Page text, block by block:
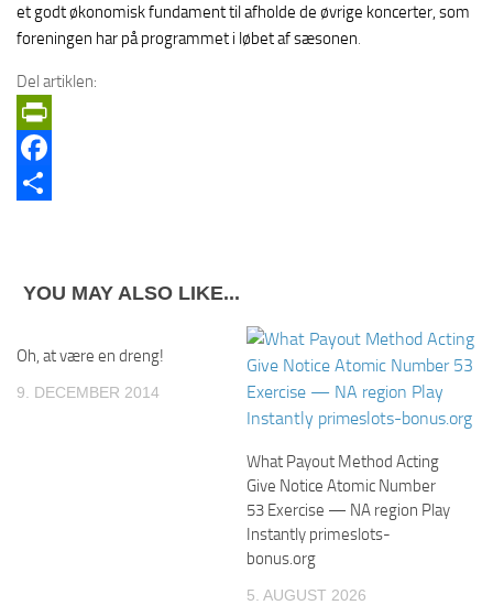
et godt økonomisk fundament til afholde de øvrige koncerter, som
foreningen har på programmet i løbet af sæsonen.
Del artiklen:
PrintFriendly
Facebook
YOU MAY ALSO LIKE...
Oh, at være en dreng!
9. DECEMBER 2014
What Payout Method Acting
Give Notice Atomic Number
53 Exercise — NA region Play
Instantly primeslots-
bonus.org
5. AUGUST 2026